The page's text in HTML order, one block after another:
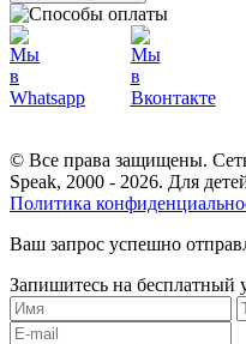
© Все права защищены.
Speak, 2000 - 2026. Для
Политика
Ваш запрос успешно
Запишитесь на бесплатный